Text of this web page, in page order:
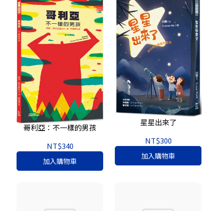
哥利亞：不一樣的男孩
NT$340
加入購物車
星星出來了
NT$300
加入購物車